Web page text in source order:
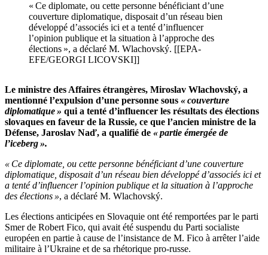
« Ce diplomate, ou cette personne bénéficiant d’une
couverture diplomatique, disposait d’un réseau bien
développé d’associés ici et a tenté d’influencer
l’opinion publique et la situation à l’approche des
élections », a déclaré M. Wlachovský. [[EPA-
EFE/GEORGI LICOVSKI]]
Le ministre des Affaires étrangères, Miroslav Wlachovský, a
mentionné l’expulsion d’une personne sous « couverture
diplomatique » qui a tenté d’influencer les résultats des élections
slovaques en faveur de la Russie, ce que l’ancien ministre de la
Défense, Jaroslav Naď, a qualifié de « partie émergée de
l’iceberg ».
« Ce diplomate, ou cette personne bénéficiant d’une couverture
diplomatique, disposait d’un réseau bien développé d’associés ici et
a tenté d’influencer l’opinion publique et la situation à l’approche
des élections », a déclaré M. Wlachovský.
Les élections anticipées en Slovaquie ont été remportées par le parti
Smer de Robert Fico, qui avait été suspendu du Parti socialiste
européen en partie à cause de l’insistance de M. Fico à arrêter l’aide
militaire à l’Ukraine et de sa rhétorique pro-russe.